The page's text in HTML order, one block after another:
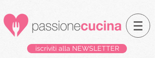
iscriviti alla NEWSLETTER